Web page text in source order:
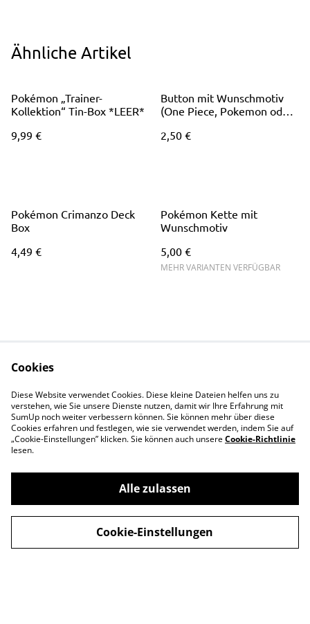
Ähnliche Artikel
Pokémon „Trainer-
Kollektion“ Tin-Box *LEER*
9,99 €
Button mit Wunschmotiv
(One Piece, Pokemon oder
Motive)
2,50 €
Pokémon Crimanzo Deck
Box
4,49 €
Pokémon Kette mit
Wunschmotiv
5,00 €
MEHR VARIANTEN VERFÜGBAR
Events
Einzelkarten
Prints
Datenschutz
Cookie-Richtlinie
Kontakt
Über uns
Cookies
Diese Website verwendet Cookies. Diese kleine Dateien helfen uns zu
verstehen, wie Sie unsere Dienste nutzen, damit wir Ihre Erfahrung mit
SumUp noch weiter verbessern können. Sie können mehr über diese
Cookies erfahren und festlegen, wie sie verwendet werden, indem Sie auf
„Cookie-Einstellungen” klicken. Sie können auch unsereCookie-Richtlinie
lesen.
Alle zulassen
Cookie-Einstellungen